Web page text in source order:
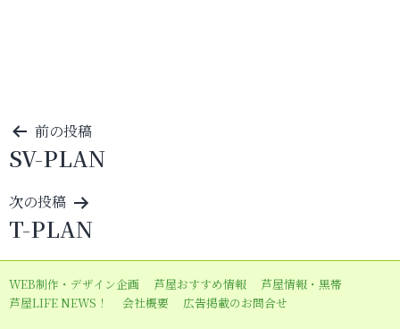
投
稿
ナ
ビ
ゲ
ー
シ
前の投稿
SV-PLAN
次の投稿
T-PLAN
WEB制作・デザイン企画 芦屋おすすめ情報
芦屋情報・黒帯
芦屋LIFE NEWS！
会社概要 広告掲載のお問合せ